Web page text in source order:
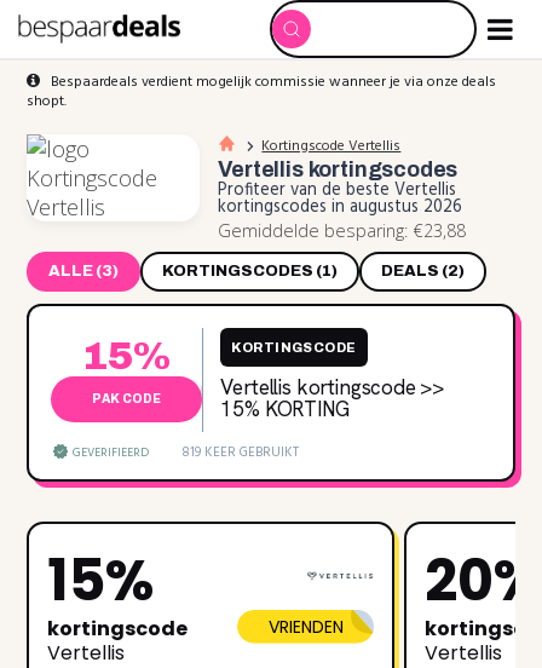
Bespaardeals verdient mogelijk commissie wanneer je via onze deals
shopt.
Kortingscode Vertellis
Vertellis kortingscodes
Profiteer van de beste Vertellis
kortingscodes in augustus 2026
Gemiddelde besparing: €23,88
ALLE (3) KORTINGSCODES (1) DEALS (2)
15%
PAK CODE
KORTINGSCODE
Vertellis kortingscode >>
15‌% KORTING
GEVERIFIEERD 819 KEER GEBRUIKT
15%
kortingscode
Vertellis
VRIENDEN
20%
Vertellis